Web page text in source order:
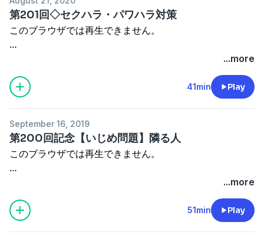
第201回◇セクハラ・パワハラ対策
このブラウザでは再生できません。
ぽよよ犬です。
ぽよよ犬は、このポッドキャストのみのＤＪネームです。
今回は、セクハラ・パワハラ対策について、思う所を語っ
てみたいと思います。
私自身、パワハラ要件に該当する事案の被害者になってい
ます。
これについては、慎重に反撃の機会を待っています。
最低、相打ちには持って行けますが、出来れば、一方的な
勝利で終りたいので、その策を練っています。
...more
41min Play
September 16, 2019
第200回記念【いじめ問題】隣る人
このブラウザでは再生できません。
今回は、タレントの中川翔子さんが紹介されていた「隣る
人」（となるひと）について、解説しております。
「隣る人」とは、どういう人なのか、どういう意義がある
...more
51min Play